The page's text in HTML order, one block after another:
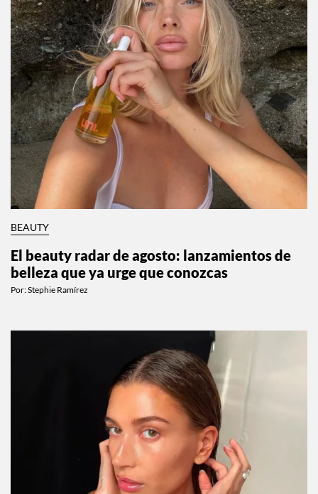
BEAUTY
El beauty radar de agosto: lanzamientos de
belleza que ya urge que conozcas
Por:Stephie Ramírez